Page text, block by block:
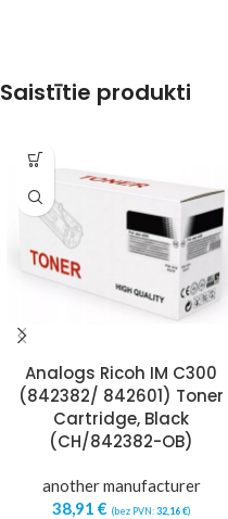
Saistītie produkti
Analogs Ricoh IM C300
(842382/ 842601) Toner
Cartridge, Black
(CH/842382-OB)
another manufacturer
38,91 € (bez PVN:32,16€)